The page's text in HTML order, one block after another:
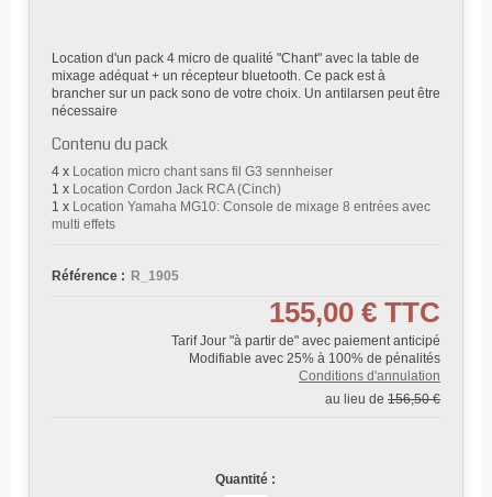
Location d'un pack 4 micro de qualité "Chant" avec la table de
mixage adéquat + un récepteur bluetooth. Ce pack est à
brancher sur un pack sono de votre choix. Un antilarsen peut être
nécessaire
Contenu du pack
4 x Location micro chant sans fil G3 sennheiser
1 x Location Cordon Jack RCA (Cinch)
1 x Location Yamaha MG10: Console de mixage 8 entrées avec
multi effets
Référence : R_1905
155,00 € TTC
Tarif Jour "à partir de" avec paiement anticipé
Modifiable avec 25% à 100% de pénalités
Conditions d'annulation
au lieu de 156,50 €
Quantité :